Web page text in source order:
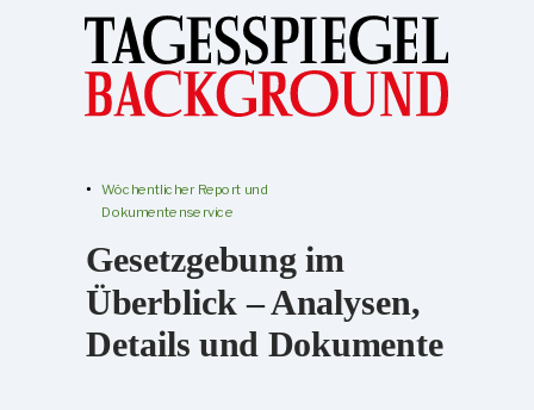
Gesetzgebung im
Überblick – Analysen,
Details und Dokumente
Wöchentlicher Report und
Dokumentenservice